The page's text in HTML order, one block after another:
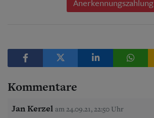
Anerkennungszahlung
Kommentare
Jan Kerzel am 24.09.21, 22:50 Uhr